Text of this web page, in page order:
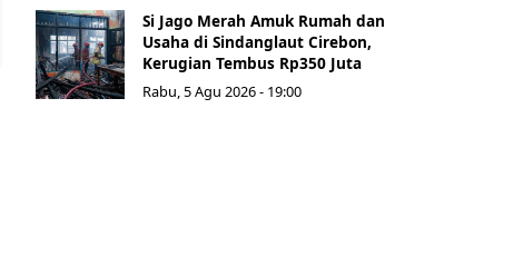
Si Jago Merah Amuk Rumah dan
Usaha di Sindanglaut Cirebon,
Kerugian Tembus Rp350 Juta
Rabu, 5 Agu 2026 - 19:00